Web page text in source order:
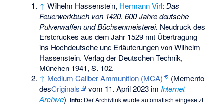
↑ Wilhelm Hassenstein, Hermann Virl:Das
Feuerwerkbuch von 1420. 600 Jahre deutsche
Pulverwaffen und Büchsenmeisterei. Neudruck des
Erstdruckes aus dem Jahr 1529 mit Übertragung
ins Hochdeutsche und Erläuterungen von Wilhelm
Hassenstein. Verlag der Deutschen Technik,
München 1941, S. 102.
↑ Medium Caliber Ammunition (MCA) (Memento
desOriginals vom 11. April 2023 im Internet
Archive) Info: Der Archivlink wurde automatisch eingesetzt